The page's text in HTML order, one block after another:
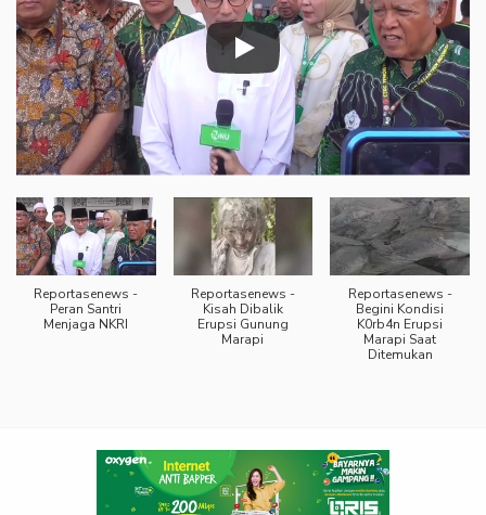
Reportasenews -
Peran Santri
Menjaga NKRI
Reportasenews -
Kisah Dibalik
Erupsi Gunung
Marapi
Reportasenews -
Begini Kondisi
K0rb4n Erupsi
Marapi Saat
Ditemukan